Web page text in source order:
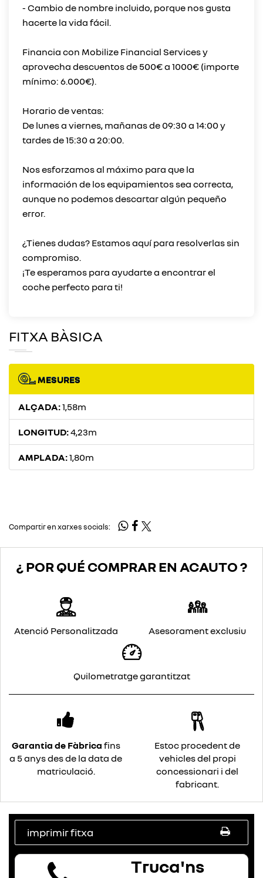
- Cambio de nombre incluido, porque nos gusta
hacerte la vida fácil.
Financia con Mobilize Financial Services y
aprovecha descuentos de 500€ a 1000€ (importe
mínimo: 6.000€).
Horario de ventas:
De lunes a viernes, mañanas de 09:30 a 14:00 y
tardes de 15:30 a 20:00.
Nos esforzamos al máximo para que la
información de los equipamientos sea correcta,
aunque no podemos descartar algún pequeño
error.
¿Tienes dudas? Estamos aquí para resolverlas sin
compromiso.
¡Te esperamos para ayudarte a encontrar el
FITXA BÀSICA
MESURES
ALÇADA:1,58m
LONGITUD:4,23m
AMPLADA:1,80m
Compartir en xarxes socials:
¿ POR QUÉ COMPRAR EN ACAUTO ?
Atenció Personalitzada Asesorament exclusiu
Quilometratge garantitzat
Garantia de Fàbrica fins
a 5 anys des de la data de
matriculació.
Estoc procedent de
vehicles del propi
concessionari i del
fabricant.
imprimir fitxa
Truca'ns